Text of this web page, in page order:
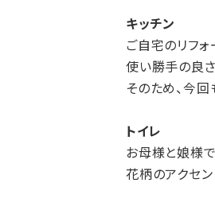
キッチン
ご自宅のリフ
使い勝手の良
そのため、今
トイレ
お母様と娘様
花柄のアクセ